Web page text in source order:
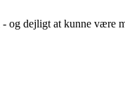
dejligt at kunne være